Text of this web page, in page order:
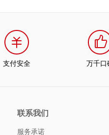
支付安全 万千口
联系我们
服务承诺